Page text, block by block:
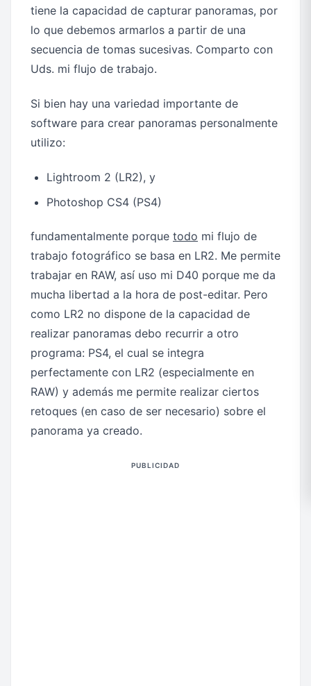
tiene la capacidad de capturar panoramas, por
lo que debemos armarlos a partir de una
secuencia de tomas sucesivas. Comparto con
Uds. mi flujo de trabajo.
Si bien hay una variedad importante de
software para crear panoramas personalmente
utilizo:
Lightroom 2 (LR2), y
Photoshop CS4 (PS4)
fundamentalmente porque todo mi flujo de
trabajo fotográfico se basa en LR2. Me permite
trabajar en RAW, así uso mi D40 porque me da
mucha libertad a la hora de post-editar. Pero
como LR2 no dispone de la capacidad de
realizar panoramas debo recurrir a otro
programa: PS4, el cual se integra
perfectamente con LR2 (especialmente en
RAW) y además me permite realizar ciertos
retoques (en caso de ser necesario) sobre el
panorama ya creado.
PUBLICIDAD